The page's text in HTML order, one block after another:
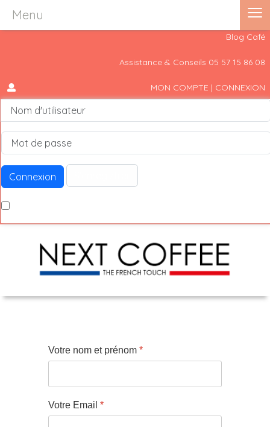
Blog Café
Assistance & Conseils 05 57 15 86 08
MON COMPTE | CONNEXION
Nom d'utilisateur
Connexion
Votre nom et prénom *
Votre Email *
Menu ≡